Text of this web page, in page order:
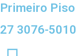
Primeiro Piso
27 3076-5010